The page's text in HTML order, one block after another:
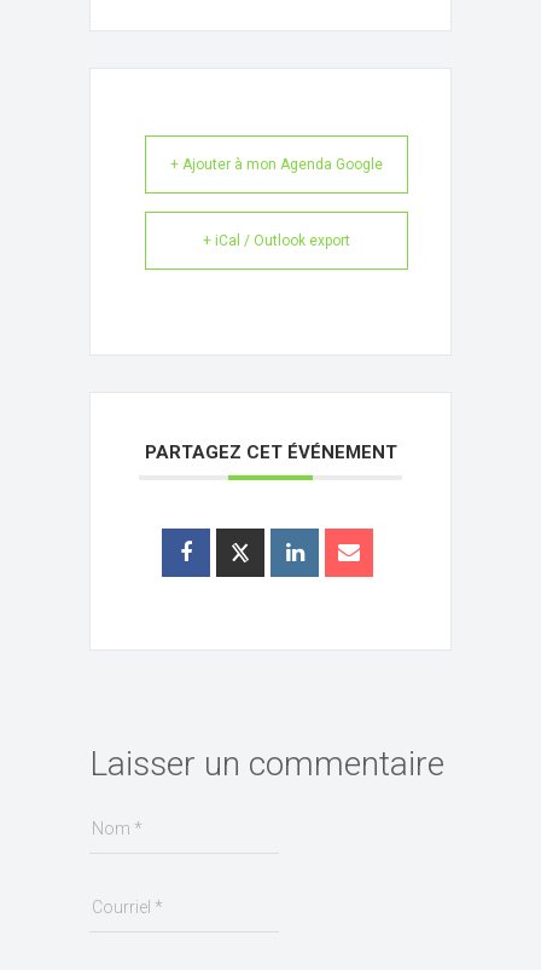
+ Ajouter à mon Agenda Google
+ iCal / Outlook export
PARTAGEZ CET ÉVÉNEMENT
Laisser un commentaire